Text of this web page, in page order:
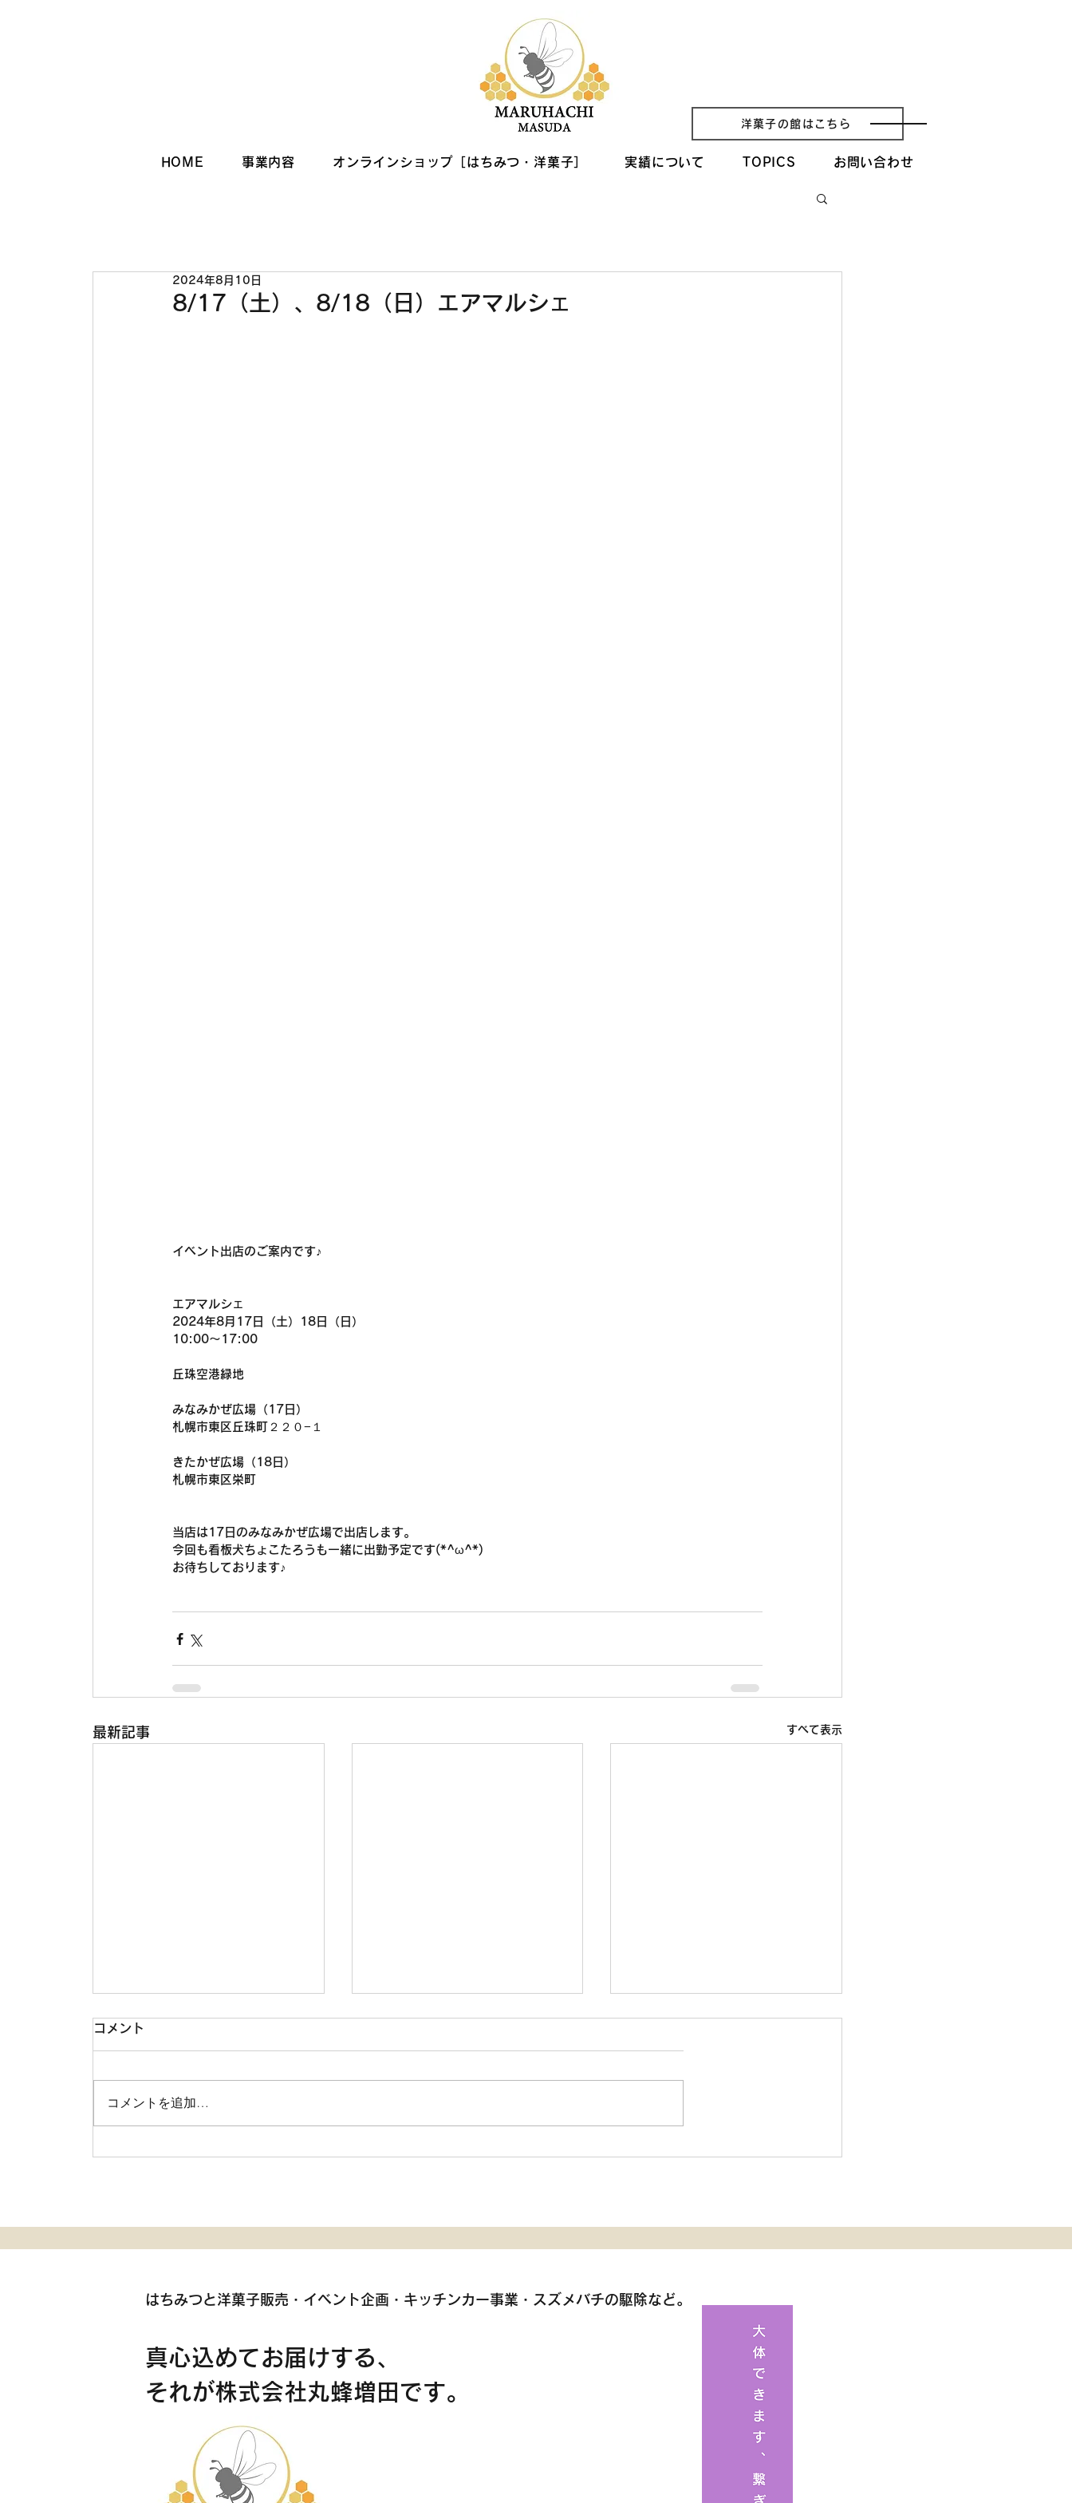
洋菓子の館はこちら
HOME 事業内容 オンラインショップ［はちみつ・洋菓子］ 実績について TOPICS お問い合わせ
8/17（土）、8/18（日）エアマルシェ
2024年8月10日
イベント出店のご案内です♪
エアマルシェ
2024年8月17日（土）18日（日）
10:00〜17:00
丘珠空港緑地
みなみかぜ広場（17日）
札幌市東区丘珠町２２０−１
きたかぜ広場（18日）
札幌市東区栄町
当店は17日のみなみかぜ広場で出店します。
今回も看板犬ちょこたろうも一緒に出勤予定です(*^ω^*)
お待ちしております♪
最新記事 すべて表示
洋菓子の館で焼き芋販売開始
11月22日（土）がちゃぽん
7月19日（土）、20日（日）
コメント
コメントを追加…
​真心込めてお届けする、
それが株式会社丸蜂増田です。
​はちみつと洋菓子販売・ イベント企画・ キッチンカー事業・スズメバチの駆除など。